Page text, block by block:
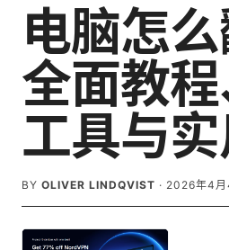
电脑怎么
全面教
工具与
BY OLIVER LINDQVIST · 2026年4月